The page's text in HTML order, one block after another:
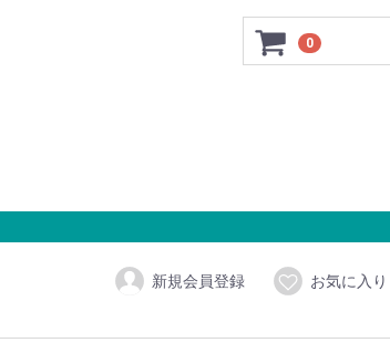
0
新規会員登録 お気に入り